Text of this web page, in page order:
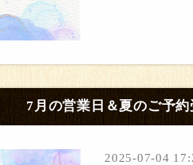
7月の営業日＆夏のご予約
2025-07-04